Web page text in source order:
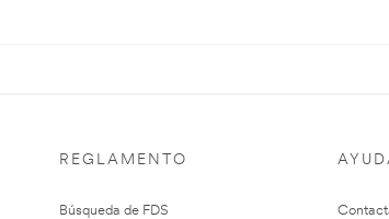
REGLAMENTO
Búsqueda de FDS